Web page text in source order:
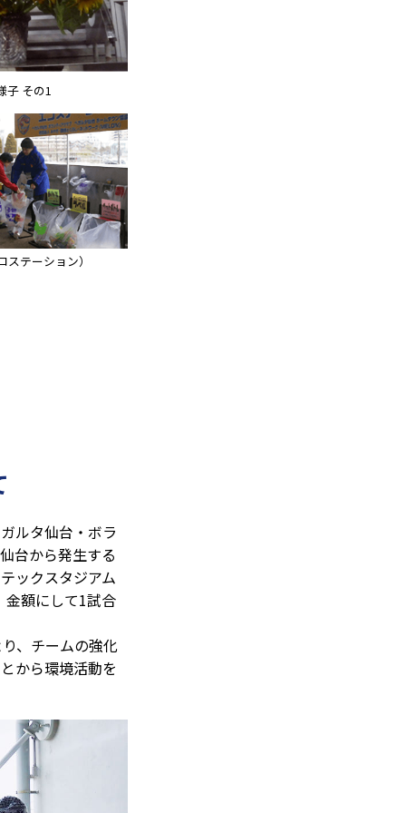
子 その1
テーション）
ルタ仙台・ボラ
台から発生する
ックスタジアム
金額にして1試合
、チームの強化
から環境活動を